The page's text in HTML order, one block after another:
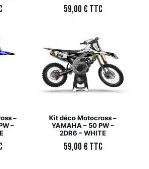
59,00€ TTC
–
–
Kit déco Motocross –
YAMAHA – 50 PW –
2DR6 – WHITE
59,00€ TTC